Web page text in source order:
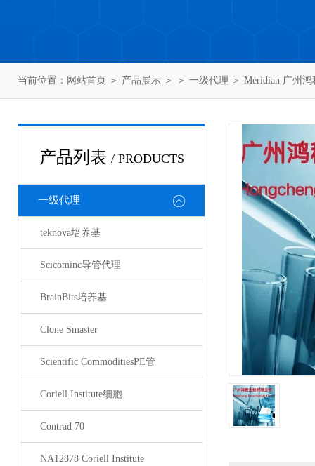
当前位置： 网站首页 ＞ 产品展示 ＞ ＞ 一级代理 ＞ Meridian 广州
产品列表 / PRODUCTS
一级代理
teknova培养基
Scicominc导管代理
BrainBits培养基
Clone Smaster
Scientific CommoditiesPE管
Coriell Institute细胞
Contrad 70
NA12878 Coriell Institute